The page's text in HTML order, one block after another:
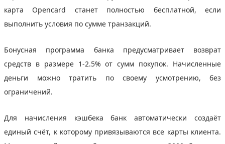
карта Opencard станет полностью бесплатной, если
выполнить условия по сумме транзакций.
Бонусная программа банка предусматривает возврат
средств в размере 1-2.5% от сумм покупок. Начисленные
деньги можно тратить по своему усмотрению, без
ограничений.
Для начисления кэшбека банк автоматически создаёт
единый счёт, к которому привязываются все карты клиента.